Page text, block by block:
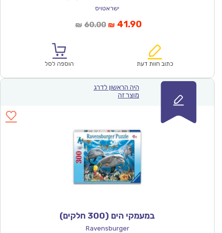
ישראטויס
₪ 60.00המחיר
₪60.00.
₪ 41.90המחיר
הוא:
כתוב חוות דעת הוספה לסל
היה הראשון לדרג
מוצר זה
במעמקי הים (300 חלקים)
Ravensburger